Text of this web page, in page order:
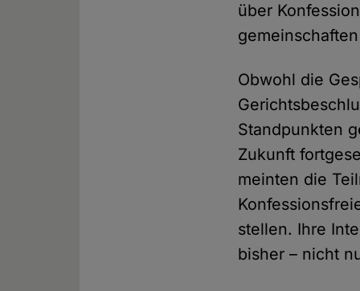
über
Obwohl die
Stand­punkten
Zukunft
meinten die
stellen. Ihre
bisher – nicht